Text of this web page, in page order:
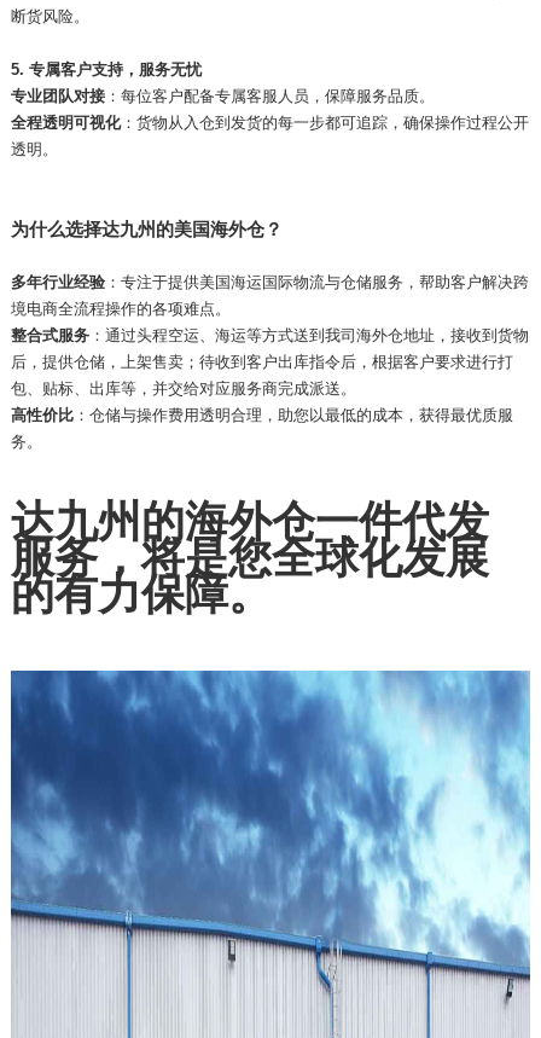
断货风险。
5. 专属客户支持，服务无忧
专业团队对接：每位客户配备专属客服人员，保障服务品质。
全程透明可视化：货物从入仓到发货的每一步都可追踪，确保操作过程公开
透明。
为什么选择达九州的美国海外仓？
多年行业经验：专注于提供美国海运国际物流与仓储服务，帮助客户解决跨
境电商全流程操作的各项难点。
整合式服务：通过头程空运、海运等方式送到我司海外仓地址，接收到货物
后，提供仓储，上架售卖；待收到客户出库指令后，根据客户要求进行打
包、贴标、出库等，并交给对应服务商完成派送。
高性价比：仓储与操作费用透明合理，助您以最低的成本，获得最优质服
务。
达九州的海外仓一件代发
服务，将是您全球化发展
的有力保障。